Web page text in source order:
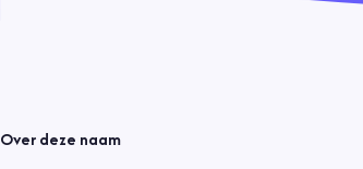
Over deze naam